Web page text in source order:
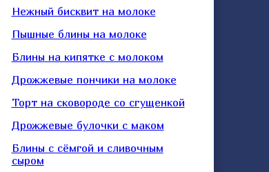
Нежный бисквит на молоке
Пышные блины на молоке
Блины на кипятке с молоком
Дрожжевые пончики на молоке
Торт на сковороде со сгущенкой
Дрожжевые булочки с маком
Блины с сёмгой и сливочным
сыром